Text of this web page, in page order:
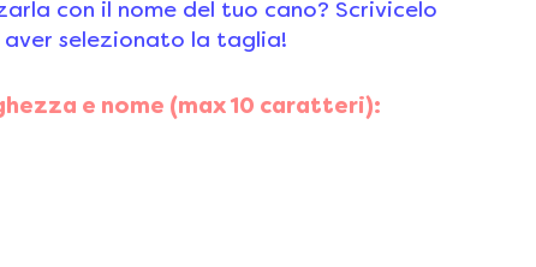
con il nome del tuo cano? Scrivicelo
selezionato la taglia!
e nome (max 10 caratteri):